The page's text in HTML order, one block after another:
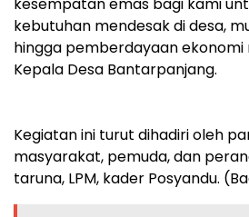
kebutuhan mendesak di desa,
hingga pemberdayaan ekonomi
Kepala Desa Bantarpanjang.
‎Kegiatan ini turut dihadiri oleh
masyarakat, pemuda, dan
taruna, LPM, kader Posyandu.